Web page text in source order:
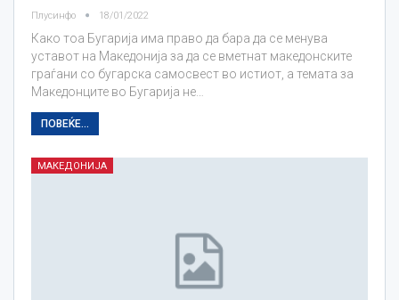
Плусинфо 18/01/2022
Како тоа Бугарија има право да бара да се менува
уставот на Македонија за да се вметнат македонските
граѓани со бугарска самосвест во истиот, а темата за
Македонците во Бугарија не…
ПОВЕЌЕ...
МАКЕДОНИЈА